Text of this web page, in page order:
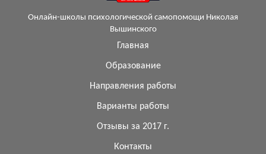
Онлайн-школы психологической самопомощи Николая
Вышинского
Главная
Образование
Направления работы
Варианты работы
Отзывы за 2017 г.
Контакты